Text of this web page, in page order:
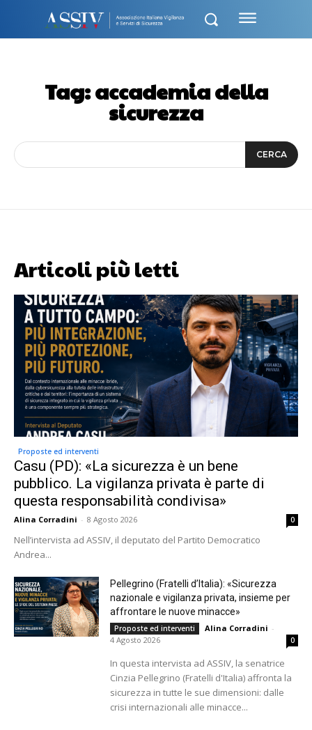
Tag:accademia della
sicurezza
CERCA
Articoli più letti
Proposte ed interventi
Casu (PD): «La sicurezza è un bene
pubblico. La vigilanza privata è parte di
questa responsabilità condivisa»
Alina Corradini - 8 Agosto 2026 0
Nell’intervista ad ASSIV, il deputato del Partito Democratico
Andrea...
Pellegrino (Fratelli d’Italia): «Sicurezza
nazionale e vigilanza privata, insieme per
affrontare le nuove minacce»
Proposte ed interventi Alina Corradini -
4 Agosto 2026
0
In questa intervista ad ASSIV, la senatrice
Cinzia Pellegrino (Fratelli d'Italia) affronta la
sicurezza in tutte le sue dimensioni: dalle
crisi internazionali alle minacce...